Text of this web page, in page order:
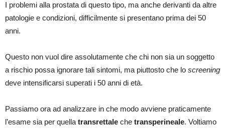
I problemi alla prostata di questo tipo, ma anche derivanti da altre
patologie e condizioni, difficilmente si presentano prima dei 50
anni.
Questo non vuol dire assolutamente che chi non sia un soggetto
a rischio possa ignorare tali sintomi, ma piuttosto che lo screening
deve intensificarsi superati i 50 anni di età.
Passiamo ora ad analizzare in che modo avviene praticamente
l’esame sia per quella transrettale che transperineale. Voltiamo